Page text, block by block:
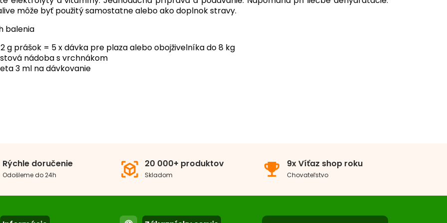
môže byť použitý samostatne alebo ako doplnok stravy.
balenia
g prášok = 5 x dávka pre plaza alebo obojživelníka do 8 kg
nádoba s vrchnákom
3 ml na dávkovanie
Rýchle doručenie
Odošleme do 24h view_in_ar 20 000+ produktov
Skladom emoji_events 9x Víťaz shop roku
Chovateľstvo